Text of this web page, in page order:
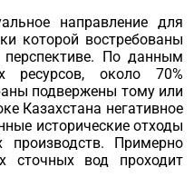
направление для
которой востребованы
По данным
ресурсов, около 70%
подвержены тому или
Казахстана негативное
исторические отходы
производств. Примерно
сточных вод проходит